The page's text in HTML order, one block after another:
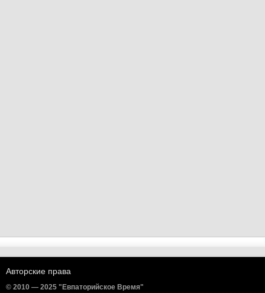
Авторские права
© 2010 — 2025 "Евпаторийское Время"